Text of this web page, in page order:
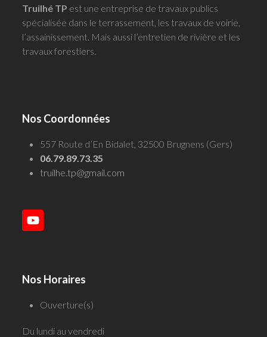
Truilhé TP est une entreprise de travaux publics
spécialisée dans le terrassement, les travaux de voirie,
l’assainissement. Mais aussi l’entretien de rivière et les
travaux forestiers.
Nos Coordonnées
557 Route d’En Bidalet, 32500 Brugnens (Gers)
06.79.89.73.35
truilhe.tp@gmail.com
YouTube
Nos Horaires
Ouverture(s)
Du lundi au vendredi